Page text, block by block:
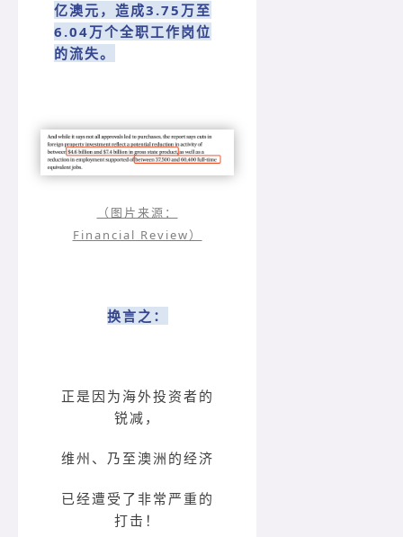
亿澳元，造成3.75万至
6.04万个全职工作岗位
的流失。
（图片来源：
Financial Review）
换言之：
正是因为海外投资者的
锐减，
维州、乃至澳洲的经济
已经遭受了非常严重的
打击！